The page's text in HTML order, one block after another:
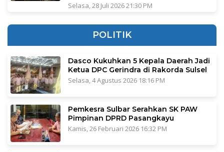
Selasa, 28 Juli 2026 21:30 PM
POLITIK
Dasco Kukuhkan 5 Kepala Daerah Jadi
Ketua DPC Gerindra di Rakorda Sulsel
Selasa, 4 Agustus 2026 18:16 PM
Pemkesra Sulbar Serahkan SK PAW
Pimpinan DPRD Pasangkayu
Kamis, 26 Februari 2026 16:32 PM